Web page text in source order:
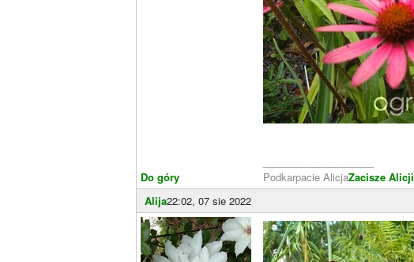
Do góry
Podkarpacie AlicjaZacisze Alicji
Alija22:02, 07 sie 2022